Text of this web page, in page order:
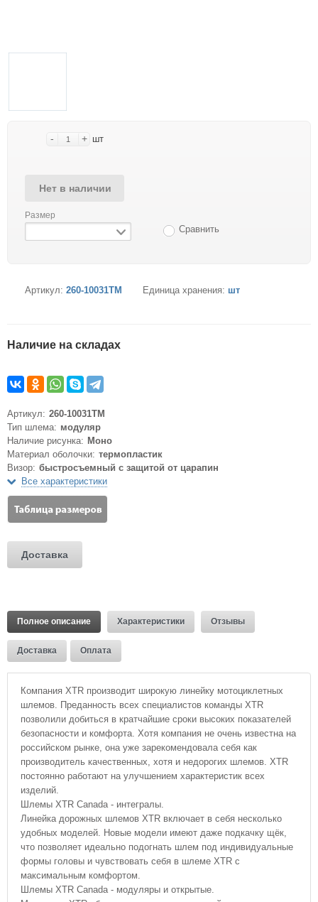
- + шт
Нет в наличии
Размер
Сравнить
Артикул: 260-10031TM Единица хранения: шт
Наличие на складах
Артикул: 260-10031TM
Тип шлема: модуляр
Наличие рисунка: Моно
Материал оболочки: термопластик
Визор: быстросъемный с защитой от царапин
Все характеристики
Доставка
Полное описание Характеристики Отзывы
Доставка Оплата
Компания XTR производит широкую линейку мотоциклетных
шлемов. Преданность всех специалистов команды XTR
позволили добиться в кратчайшие сроки высоких показателей
безопасности и комфорта. Хотя компания не очень известна на
российском рынке, она уже зарекомендовала себя как
производитель качественных, хотя и недорогих шлемов. XTR
постоянно работают на улучшением характеристик всех
изделий.
Шлемы XTR Canada - интегралы.
Линейка дорожных шлемов XTR включает в себя несколько
удобных моделей. Новые модели имеют даже подкачку щёк,
что позволяет идеально подогнать шлем под индивидуальные
формы головы и чувствовать себя в шлеме XTR с
максимальным комфортом.
Шлемы XTR Canada - модуляры и открытые.